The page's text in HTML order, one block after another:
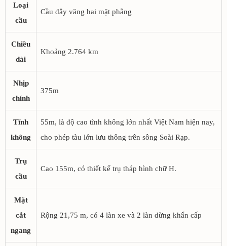
Loại
cầu
Cầu dây văng hai mặt phẳng
Chiều
dài
Khoảng 2.764 km
Nhịp
chính
375m
Tĩnh
không
55m, là độ cao tĩnh không lớn nhất Việt Nam hiện nay,
cho phép tàu lớn lưu thông trên sông Soài Rạp.
Trụ
cầu
Cao 155m, có thiết kế trụ tháp hình chữ H.
Mặt
cắt
ngang
Rộng 21,75 m, có 4 làn xe và 2 làn dừng khẩn cấp